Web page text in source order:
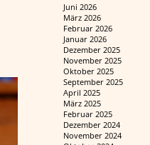
Juni 2026
März 2026
Februar 2026
Januar 2026
Dezember 2025
November 2025
Oktober 2025
September 2025
April 2025
März 2025
Februar 2025
Dezember 2024
November 2024